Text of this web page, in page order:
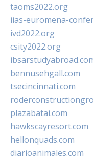
taoms2022.org
iias-euromena-
ivd2022.org
csity2022.org
bennusehgall.com
tsecincinnati.com
plazabatai.com
hawkscayresort.com
hellonquads.com
diarioanimales.com